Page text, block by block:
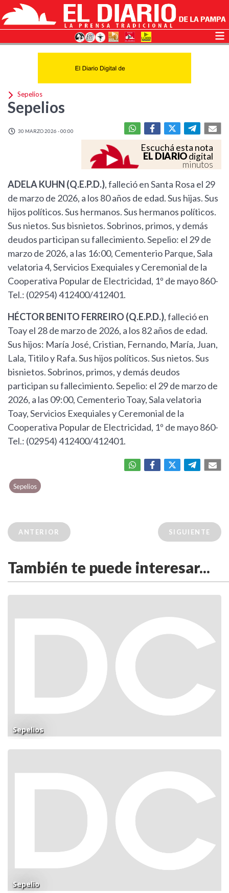
Sepelios
Sepelios
30 MARZO 2026 - 00:00
Escuchá esta nota
EL DIARIOdigital
minutos
ADELA KUHN (Q.E.P.D.), falleció en Santa Rosa el 29
de marzo de 2026, a los 80 años de edad. Sus hijas. Sus
hijos políticos. Sus hermanos. Sus hermanos políticos.
Sus nietos. Sus bisnietos. Sobrinos, primos, y demás
deudos participan su fallecimiento. Sepelio: el 29 de
marzo de 2026, a las 16:00, Cementerio Parque, Sala
velatoria 4, Servicios Exequiales y Ceremonial de la
Cooperativa Popular de Electricidad, 1º de mayo 860-
Tel.: (02954) 412400/412401.
HÉCTOR BENITO FERREIRO (Q.E.P.D.), falleció en
Toay el 28 de marzo de 2026, a los 82 años de edad.
Sus hijos: María José, Cristian, Fernando, María, Juan,
Lala, Titilo y Rafa. Sus hijos políticos. Sus nietos. Sus
bisnietos. Sobrinos, primos, y demás deudos
participan su fallecimiento. Sepelio: el 29 de marzo de
2026, a las 09:00, Cementerio Toay, Sala velatoria
Toay, Servicios Exequiales y Ceremonial de la
Cooperativa Popular de Electricidad, 1º de mayo 860-
Tel.: (02954) 412400/412401.
Sepelios
ANTERIOR SIGUIENTE
También te puede interesar...
Sepelios
Sepelio